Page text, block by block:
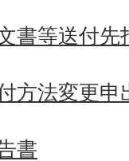
書等送付先
方法変更申
書